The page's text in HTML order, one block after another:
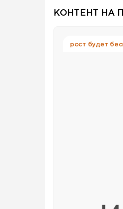
КОНТЕНТ НА
рост будет